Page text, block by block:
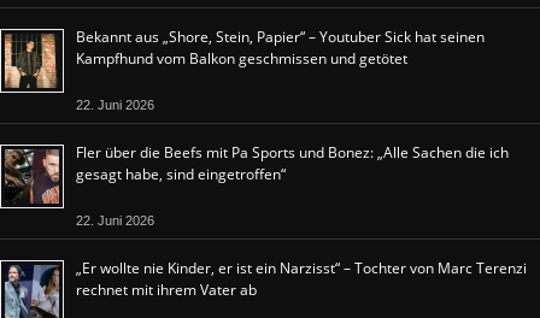
Bekannt aus „Shore, Stein, Papier“ – Youtuber Sick hat seinen
Kampfhund vom Balkon geschmissen und getötet
22. Juni 2026
Fler über die Beefs mit Pa Sports und Bonez: „Alle Sachen die ich
gesagt habe, sind eingetroffen“
22. Juni 2026
„Er wollte nie Kinder, er ist ein Narzisst“ – Tochter von Marc Terenzi
rechnet mit ihrem Vater ab